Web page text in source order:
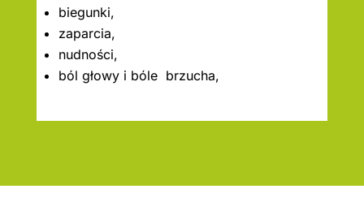
biegunki,
zaparcia,
nudności,
ból głowy i bóle brzucha,